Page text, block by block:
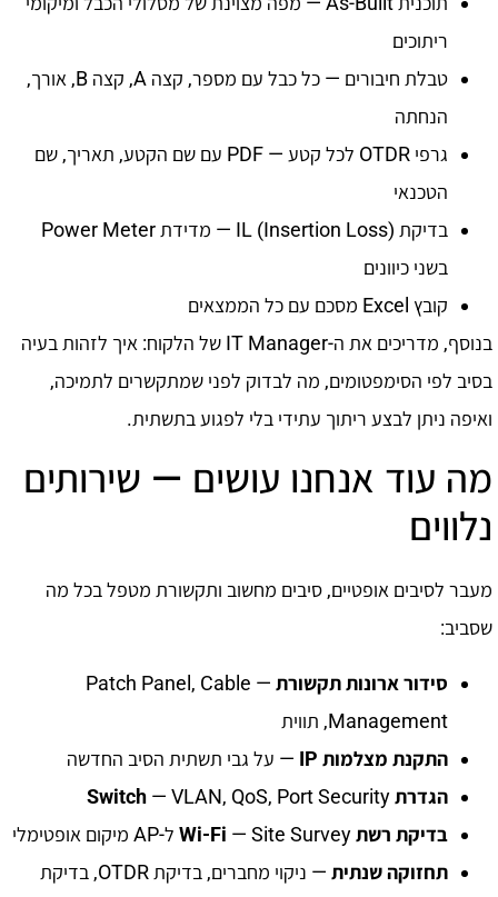
ריתוכים
טבלת חיבורים — כל כבל עם מספר, קצה A, קצה B, אורך,
הנחתה
גרפי OTDR לכל קטע — PDF עם שם הקטע, תאריך, שם
הטכנאי
בדיקת IL (Insertion Loss) — מדידת Power Meter
בשני כיוונים
קובץ Excel מסכם עם כל הממצאים
בנוסף, מדריכים את ה-IT Manager של הלקוח: איך לזהות בעיה
בסיב לפי הסימפטומים, מה לבדוק לפני שמתקשרים לתמיכה,
ואיפה ניתן לבצע ריתוך עתידי בלי לפגוע בתשתית.
מה עוד אנחנו עושים — שירותים
נלווים
מעבר לסיבים אופטיים, סיבים מחשוב ותקשורת מטפל בכל מה
שסביב:
סידור ארונות תקשורת
— Patch Panel, Cable
Management, תווית
התקנת מצלמות IP
— על גבי תשתית הסיב החדשה
הגדרת Switch— VLAN, QoS, Port Security
בדיקת רשת Wi-Fi— Site Survey ל-AP מיקום אופטימלי
תחזוקה שנתית
— ניקוי מחברים, בדיקת OTDR, בדיקת